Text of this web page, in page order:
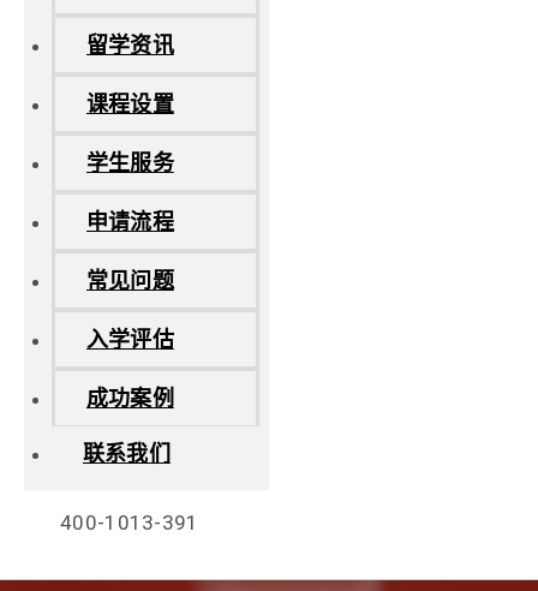
留学资讯
课程设置
学生服务
申请流程
常见问题
入学评估
成功案例
联系我们
400-1013-391